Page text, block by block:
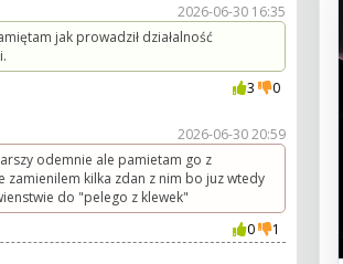
2026-06-30 16:35
jak prowadził działalność
3
0
2026-06-30 20:59
odemnie ale pamietam go z
kilka zdan z nim bo juz wtedy
do "pelego z klewek"
0
1